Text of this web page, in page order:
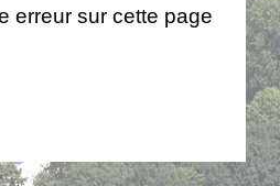
erreur sur cette page